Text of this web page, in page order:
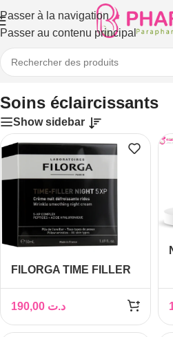
Passer à la navigation
Passer au contenu principal
Accueil/Soins éclaircissants
Soins éclaircissants
Show sidebar
FILORGA TIME FILLER
CORRECTION TOUS
TYPES DE RIDES PNS
50 ML
د.ت